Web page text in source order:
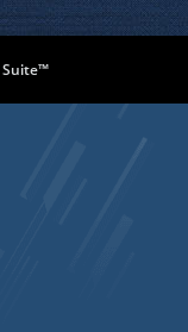
Suite™